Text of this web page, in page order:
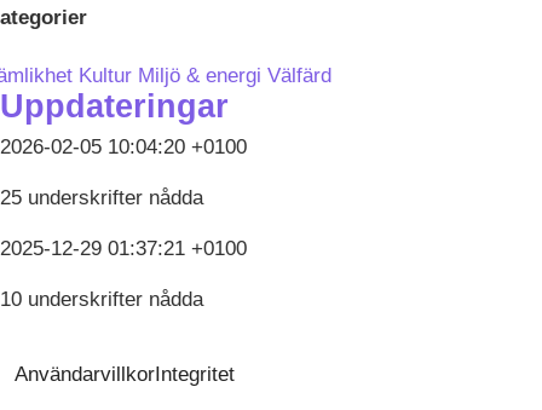
Kultur Miljö & energi Välfärd
Uppdateringar
2026-02-05 10:04:20 +0100
25 underskrifter nådda
2025-12-29 01:37:21 +0100
10 underskrifter nådda
AnvändarvillkorIntegritet